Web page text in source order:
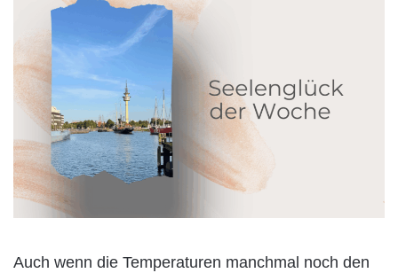
Auch wenn die Temperaturen manchmal noch den